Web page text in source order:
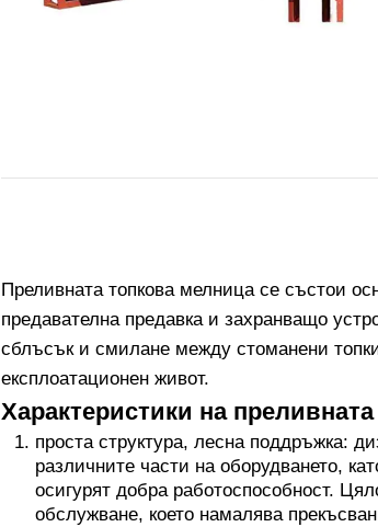
Преливната топкова мелница се състои
предавателна предавка и захранващо
сблъсък и смилане между стоманени
експлоатационен живот.
Характеристики на
проста структура, лесна поддръжка:
различните части на оборудването,
осигурят добра работоспособност.
обслужване, което намалява